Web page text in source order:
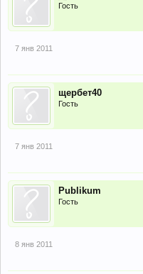
Гость
7 янв 2011
щербет40
Гость
7 янв 2011
Publikum
Гость
8 янв 2011